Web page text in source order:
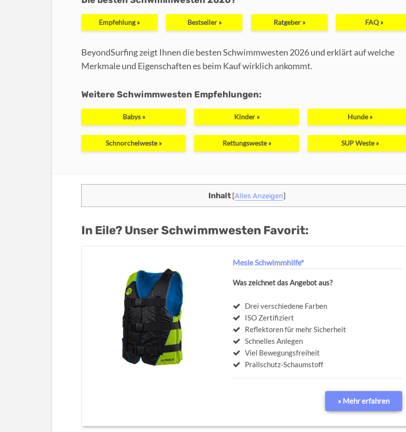
Empfehlung » Bestseller » Ratgeber » FAQ »
BeyondSurfing zeigt Ihnen die besten Schwimmwesten 2026 und erklärt auf welche
Merkmale und Eigenschaften es beim Kauf wirklich ankommt.
Weitere Schwimmwesten Empfehlungen:
Babys » Kinder » Hunde »
Schnorchelweste » Rettungsweste » SUP Weste »
Inhalt [Alles Anzeigen]
In Eile? Unser Schwimmwesten Favorit:
Mesle Schwimmhilfe*
Was zeichnet das Angebot aus?
Drei verschiedene Farben
ISO Zertifiziert
Reflektoren für mehr Sicherheit
Schnelles Anlegen
Viel Bewegungsfreiheit
Prallschutz-Schaumstoff
» Mehr erfahren